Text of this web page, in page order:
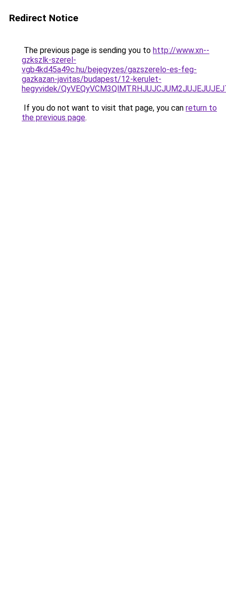
Redirect Notice
The previous page is sending you to http://www.xn--
gzkszlk-szerel-
vgb4kd45a49c.hu/bejegyzes/gazszerelo-es-feg-
gazkazan-javitas/budapest/12-kerulet-
hegyvidek/
If you do not want to visit that page, you can return to
the previous page.